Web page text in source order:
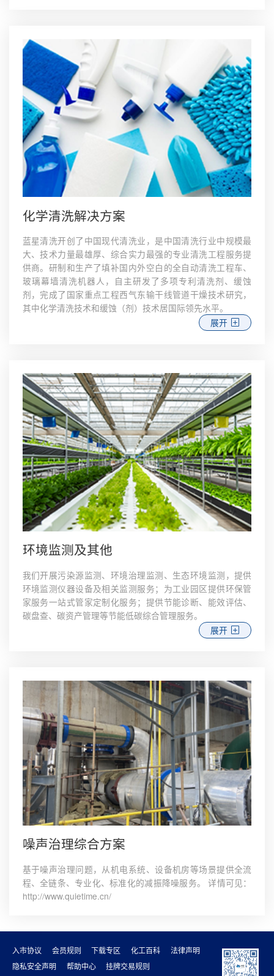
化学清洗解决方案
蓝星清洗开创了中国现代清洗业，是中国清洗行业中规模最
大、技术力量最雄厚、综合实力最强的专业清洗工程服务提
供商。研制和生产了填补国内外空白的全自动清洗工程车、
玻璃幕墙清洗机器人，自主研发了多项专利清洗剂、缓蚀
剂，完成了国家重点工程西气东输干线管道干燥技术研究，
其中化学清洗技术和缓蚀（剂）技术居国际领先水平。
展开
环境监测及其他
我们开展污染源监测、环境治理监测、生态环境监测，提供
环境监测仪器设备及相关监测服务；为工业园区提供环保管
家服务一站式管家定制化服务；提供节能诊断、能效评估、
碳盘查、碳资产管理等节能低碳综合管理服务。
展开
噪声治理综合方案
基于噪声治理问题，从机电系统、设备机房等场景提供全流
程、全链条、专业化、标准化的减振降噪服务。 详情可见：
http://www.quietime.cn/
入市协议 会员规则 下载专区 化工百科
法律声明
隐私安全声明
帮助中心 挂牌交易规则